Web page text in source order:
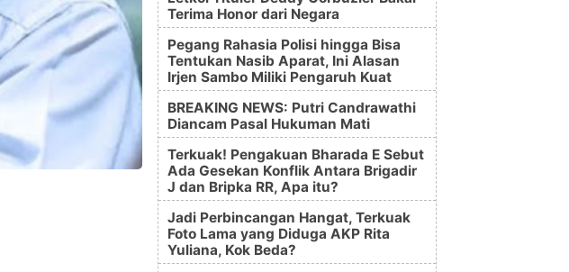
Terima Honor dari Negara
Pegang Rahasia Polisi hingga Bisa
Tentukan Nasib Aparat, Ini Alasan
Irjen Sambo Miliki Pengaruh Kuat
BREAKING NEWS: Putri Candrawathi
Diancam Pasal Hukuman Mati
Terkuak! Pengakuan Bharada E Sebut
Ada Gesekan Konflik Antara Brigadir
J dan Bripka RR, Apa itu?
Jadi Perbincangan Hangat, Terkuak
Foto Lama yang Diduga AKP Rita
Yuliana, Kok Beda?